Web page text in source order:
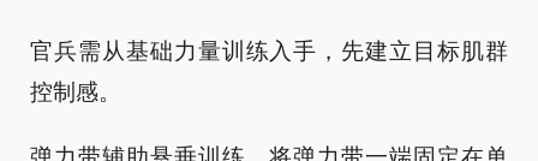
官兵需从基础力量训练入手，先建立目标肌群
控制感。